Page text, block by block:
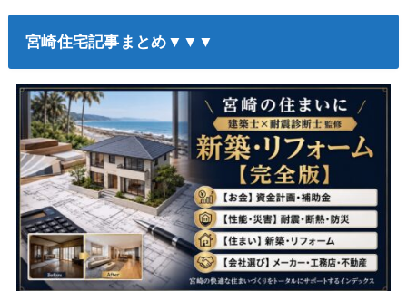
宮崎住宅記事まとめ▼▼▼